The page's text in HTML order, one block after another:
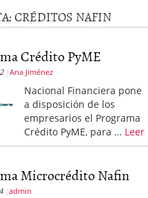
Proveedores de Pemex en
Retos de las PYMES
para la demanda de
Turismo y PYMEs: qué
demanda 26 enero, 2026
CRÉDITOS NAFIN
Crédito PyME
Ana Jiménez
Nacional Financiera pone
a disposición de los
empresarios el Programa
Crédito PyME, para … Leer
Microcrédito Nafin
admin